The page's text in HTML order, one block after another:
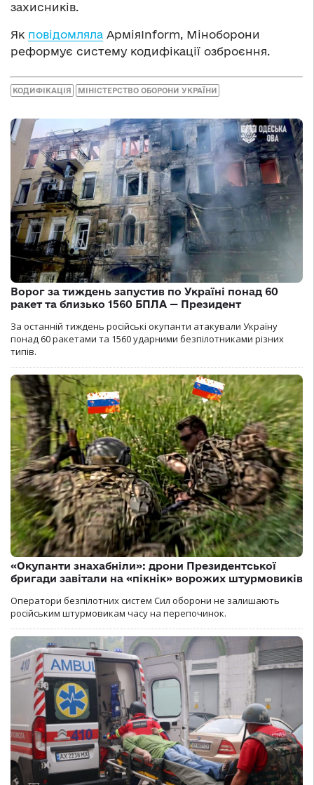
захисників.
Як повідомляла АрміяInform, Міноборони
реформує систему кодифікації озброєння.
КОДИФІКАЦІЯ МІНІСТЕРСТВО ОБОРОНИ УКРАЇНИ
Ворог за тиждень запустив по Україні понад 60
ракет та близько 1560 БПЛА — Президент
За останній тиждень російські окупанти атакували Україну
понад 60 ракетами та 1560 ударними безпілотниками різних
типів.
«Окупанти знахабніли»: дрони Президентської
бригади завітали на «пікнік» ворожих штурмовиків
Оператори безпілотних систем Сил оборони не залишають
російським штурмовикам часу на перепочинок.